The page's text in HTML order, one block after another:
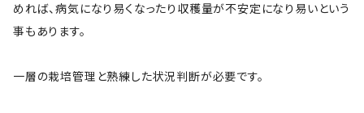
めれば、病気になり易くなったり収穫量が不安定になり易いという
事もあります。
一層の栽培管理と熟練した状況判断が必要です。